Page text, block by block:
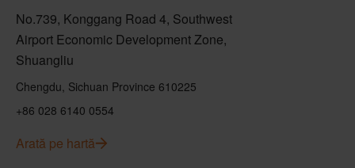
No.739, Konggang Road 4, Southwest
Airport Economic Development Zone,
Shuangliu
Chengdu, Sichuan Province 610225
+86 028 6140 0554
Arată pe hartă